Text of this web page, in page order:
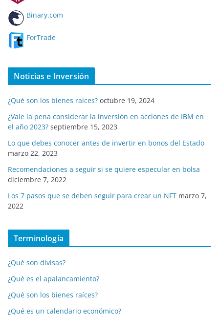
Binary.com
ForTrade
Noticias e Inversión
¿Qué son los bienes raíces? octubre 19, 2024
¿Vale la pena considerar la inversión en acciones de IBM en
el año 2023? septiembre 15, 2023
Lo que debes conocer antes de invertir en bonos del Estado
marzo 22, 2023
Recomendaciones a seguir si se quiere especular en bolsa
diciembre 7, 2022
Los 7 pasos que se deben seguir para crear un NFT marzo 7,
2022
Terminología
¿Qué son divisas?
¿Qué es el apalancamiento?
¿Qué son los bienes raíces?
¿Qué es un calendario económico?